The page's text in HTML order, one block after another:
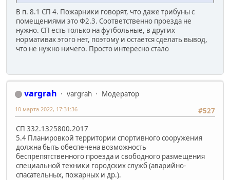
В п. 8.1 СП 4. Пожарники говорят, что даже трибуны с
помещениями это Ф2.3. Соответственно проезда не
нужно. СП есть только на футбольные, в других
нормативах этого нет, поэтому и остается сделать вывод,
что не нужно ничего. Просто интересно стало
vargrah vargrah
Модератор
#527
10 марта 2022, 17:31:36
СП 332.1325800.2017
5.4 Планировкой территории спортивного сооружения
должна быть обеспечена возможность
беспрепятственного проезда и свободного размещения
специальной техники городских служб (аварийно-
спасательных, пожарных и др.).